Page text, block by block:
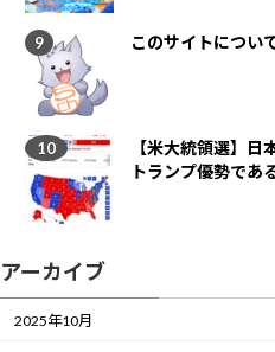
このサイトについ
【米大統領選】
トランプ優勢であ
アーカイブ
2025年10月